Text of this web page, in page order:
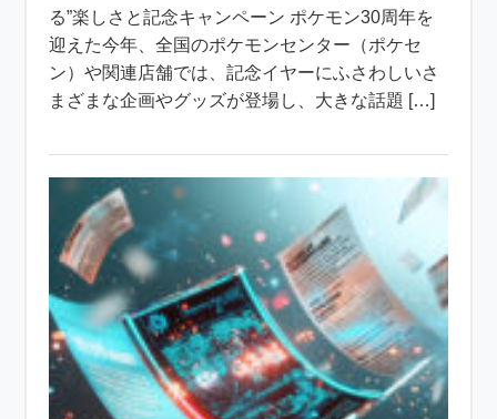
る”楽しさと記念キャンペーン ポケモン30周年を
迎えた今年、全国のポケモンセンター（ポケセ
ン）や関連店舗では、記念イヤーにふさわしいさ
まざまな企画やグッズが登場し、大きな話題 […]